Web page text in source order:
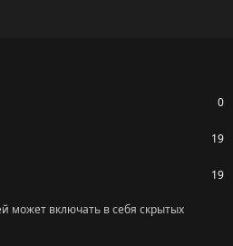
0
19
19
может включать в себя скрытых